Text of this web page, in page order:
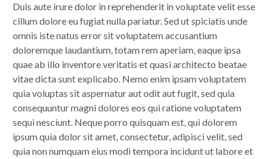
Duis aute irure dolor in reprehenderit in voluptate velit esse
cillum dolore eu fugiat nulla pariatur. Sed ut spiciatis unde
omnis iste natus error sit voluptatem accusantium
doloremque laudantium, totam rem aperiam, eaque ipsa
quae ab illo inventore veritatis et quasi architecto beatae
vitae dicta sunt explicabo. Nemo enim ipsam voluptatem
quia voluptas sit aspernatur aut odit aut fugit, sed quia
consequuntur magni dolores eos qui ratione voluptatem
sequi nesciunt. Neque porro quisquam est, qui dolorem
ipsum quia dolor sit amet, consectetur, adipisci velit, sed
quia non numquam eius modi tempora incidunt ut labore et